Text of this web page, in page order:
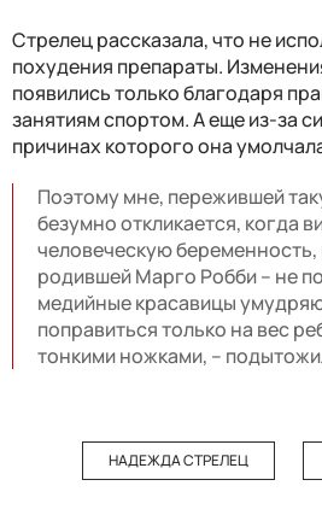
Стрелец рассказала, что не
похудения препараты.
появились только благодаря
занятиям спортом. А еще из-за
причинах которого она
Поэтому мне, пережившей
безумно откликается, когда
человеческую беременность,
родившей Марго Робби – не
медийные красавицы
поправиться только на вес
тонкими ножками, –
НАДЕЖДА СТРЕЛЕЦ